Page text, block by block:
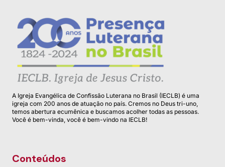
A Igreja Evangélica de Confissão Luterana no Brasil (IECLB) é uma
igreja com 200 anos de atuação no país. Cremos no Deus tri-uno,
temos abertura ecumênica e buscamos acolher todas as pessoas.
Você é bem-vinda, você é bem-vindo na IECLB!
Conteúdos